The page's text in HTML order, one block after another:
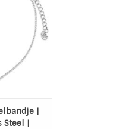
|
Steel |